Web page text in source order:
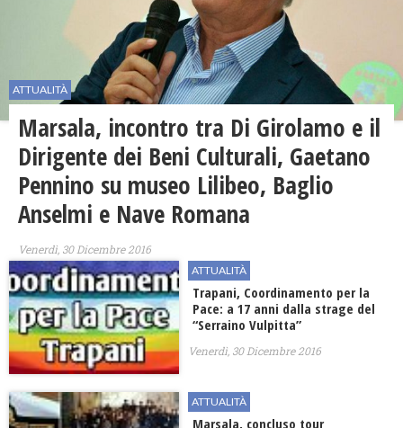
ATTUALITÀ
Marsala, incontro tra Di Girolamo e il
Dirigente dei Beni Culturali, Gaetano
Pennino su museo Lilibeo, Baglio
Anselmi e Nave Romana
Venerdì, 30 Dicembre 2016
ATTUALITÀ
Trapani, Coordinamento per la
Pace: a 17 anni dalla strage del
“Serraino Vulpitta”
Venerdì, 30 Dicembre 2016
ATTUALITÀ
Marsala, concluso tour